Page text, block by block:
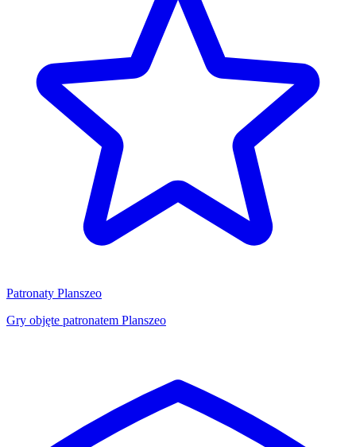
Patronaty Planszeo
Gry objęte patronatem Planszeo